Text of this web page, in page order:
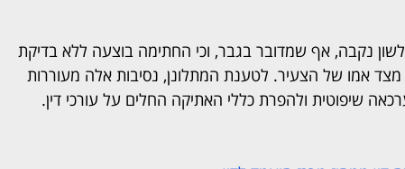
נקבה, אף שמדובר בגבר, וכי החתימה בוצעה ללא בדיקת
אמו של הצעיר. לטענת המתלונן, נסיבות אלה מעוררות
שיפוטית ולהפרת כללי האתיקה החלים על עורכי דין.